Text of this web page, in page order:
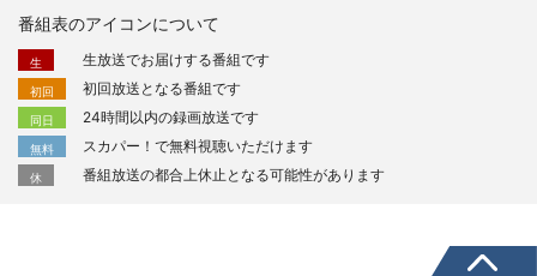
番組表のアイコンについて
生 生放送でお届けする番組です
初回 初回放送となる番組です
同日 24時間以内の録画放送です
無料 スカパー！で無料視聴いただけます
休 番組放送の都合上休止となる可能性があります